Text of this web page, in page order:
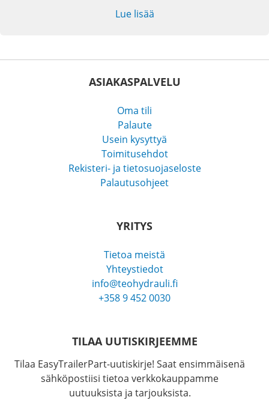
Lue lisää
ASIAKASPALVELU
Oma tili
Palaute
Usein kysyttyä
Toimitusehdot
Rekisteri- ja tietosuojaseloste
Palautusohjeet
YRITYS
Tietoa meistä
Yhteystiedot
info@teohydrauli.fi
+358 9 452 0030
TILAA UUTISKIRJEEMME
Tilaa EasyTrailerPart-uutiskirje! Saat ensimmäisenä
sähköpostiisi tietoa verkkokauppamme
uutuuksista ja tarjouksista.